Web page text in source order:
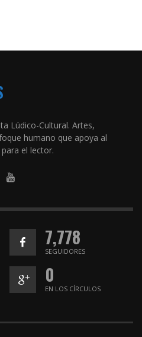
Lúdico-Cultural. Artes,
humano que apoya al
el lector.
7,778
SEGUIDORES
0
EN LOS CÍRCULOS